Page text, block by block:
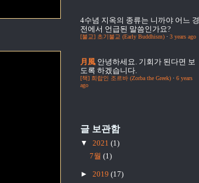
4수념 지옥의 종류는 니까야 어느 경
전에서 언급된 말씀인가요?
[불교] 초기불교 (Early Buddhism) · 3 years ago
月風 안녕하세요. 기회가 된다면 보
도록 하겠습니다.
[책] 희랍인 조르바 (Zorba the Greek) · 6 years
ago
글 보관함
▼ 2021 (1)
7월 (1)
► 2019 (17)